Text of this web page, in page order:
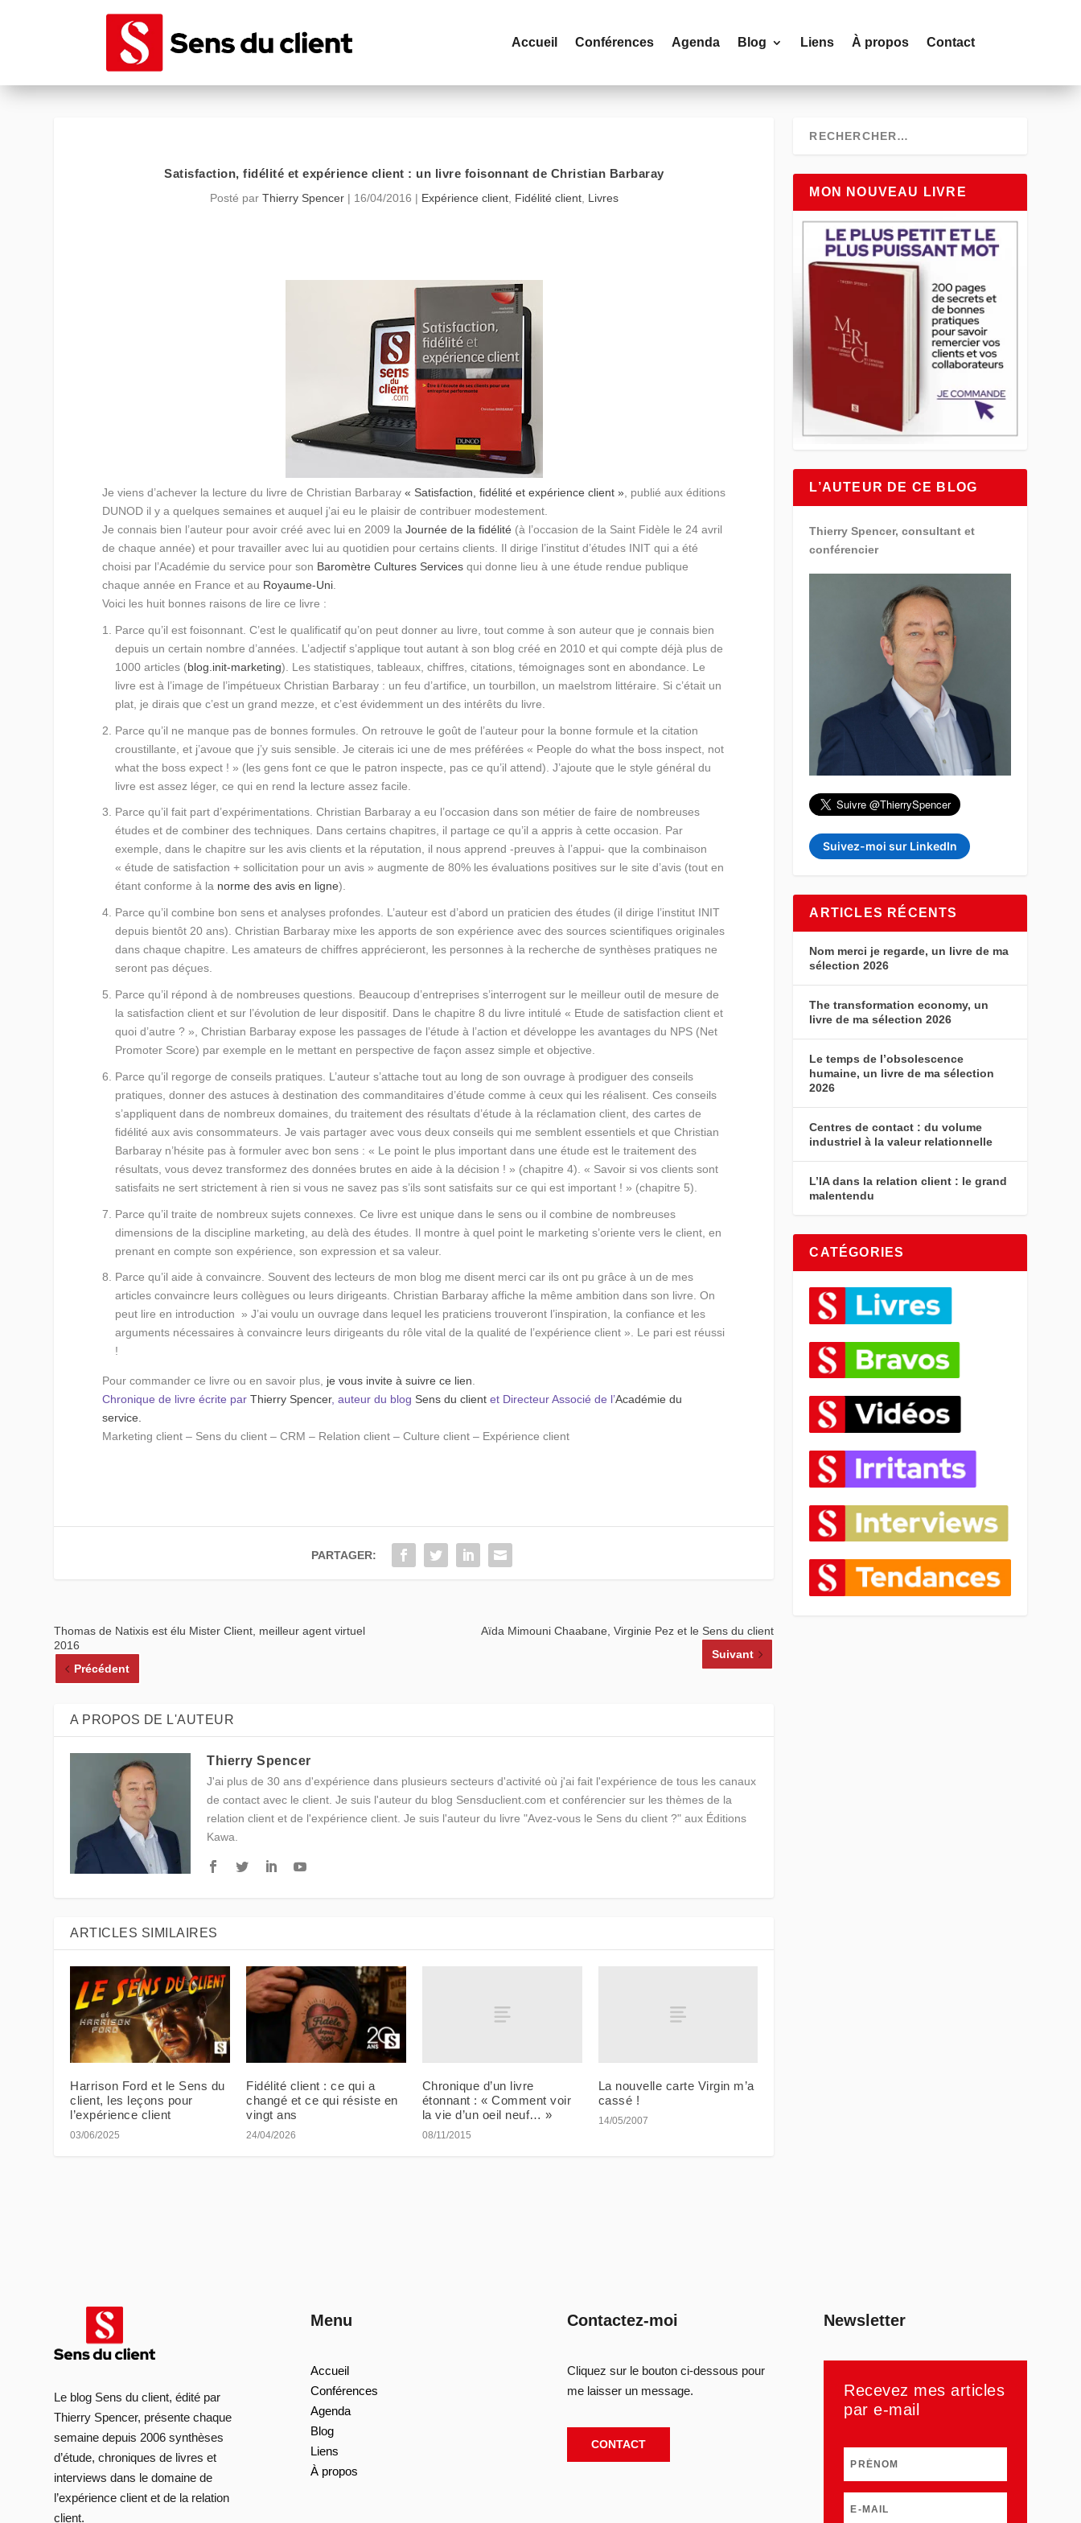
Accueil Conférences Agenda Blog Liens À propos Contact
Satisfaction, fidélité et expérience client : un livre foisonnant de Christian Barbaray
Posté par Thierry Spencer| 16/04/2016 | Expérience client, Fidélité client, Livres
Je viens d’achever la lecture du livre de Christian Barbaray« Satisfaction, fidélité et expérience client » , publié aux éditions
DUNOD il y a quelques semaines et auquel j’ai eu le plaisir de contribuer modestement.
Je connais bien l’auteur pour avoir créé avec lui en 2009 laJournée de la fidélité (à l’occasion de la Saint Fidèle le 24 avril
de chaque année) et pour travailler avec lui au quotidien pour certains clients. Il dirige l’institut d’études INIT qui a été
choisi par l’Académie du service pour son Baromètre Cultures Services qui donne lieu à une étude rendue publique
chaque année en France et au Royaume-Uni
Voici les huit bonnes raisons de lire ce livre :
Parce qu’il est foisonnant. C’est le qualificatif qu’on peut donner au livre, tout comme à son auteur que je connais bien
depuis un certain nombre d’années. L’adjectif s’applique tout autant à son blog créé en 2010 et qui compte déjà plus de
1000 articles (blog.init-marketing). Les statistiques, tableaux, chiffres, citations, témoignages sont en abondance. Le
livre est à l’image de l’impétueux Christian Barbaray : un feu d’artifice, un tourbillon, un maelstrom littéraire. Si c’était un
plat, je dirais que c’est un grand mezze, et c’est évidemment un des intérêts du livre.
Parce qu’il ne manque pas de bonnes formules. On retrouve le goût de l’auteur pour la bonne formule et la citation
croustillante, et j’avoue que j’y suis sensible. Je citerais ici une de mes préférées« People do what the boss inspect, not
what the boss expect ! » (les gens font ce que le patron inspecte, pas ce qu’il attend). J’ajoute que le style général du
livre est assez léger, ce qui en rend la lecture assez facile.
Parce qu’il fait part d’expérimentations.Christian Barbaray a eu l’occasion dans son métier de faire de nombreuses
études et de combiner des techniques. Dans certains chapitres, il partage ce qu’il a appris à cette occasion. Par
exemple, dans le chapitre sur les avis clients et la réputation, il nous apprend -preuves à l’appui- que la combinaison
« étude de satisfaction + sollicitation pour un avis » augmente de 80% les évaluations positives sur le site d’avis (tout en
étant conforme à la norme des avis en ligne).
Parce qu’il combine bon sens et analyses profondes. L’auteur est d’abord un praticien des études (il dirige l’institut INIT
depuis bientôt 20 ans). Christian Barbaray mixe les apports de son expérience avec des sources scientifiques originales
dans chaque chapitre. Les amateurs de chiffres apprécieront, les personnes à la recherche de synthèses pratiques ne
seront pas déçues.
Parce qu’il répond à de nombreuses questions. Beaucoup d’entreprises s’interrogent sur le meilleur outil de mesure de
la satisfaction client et sur l’évolution de leur dispositif. Dans le chapitre 8 du livre intitulé « Etude de satisfaction client et
quoi d’autre ? », Christian Barbaray expose les passages de l’étude à l’action et développe les avantages du NPS (Net
Promoter Score) par exemple en le mettant en perspective de façon assez simple et objective.
Parce qu’il regorge de conseils pratiques. L’auteur s’attache tout au long de son ouvrage à prodiguer des conseils
pratiques, donner des astuces à destination des commanditaires d’étude comme à ceux qui les réalisent. Ces conseils
s’appliquent dans de nombreux domaines, du traitement des résultats d’étude à la réclamation client, des cartes de
fidélité aux avis consommateurs. Je vais partager avec vous deux conseils qui me semblent essentiels et que Christian
Barbaray n’hésite pas à formuler avec bon sens : « Le point le plus important dans une étude est le traitement des
résultats, vous devez transformez des données brutes en aide à la décision ! » (chapitre 4). « Savoir si vos clients sont
satisfaits ne sert strictement à rien si vous ne savez pas s’ils sont satisfaits sur ce qui est important ! » (chapitre 5).
Parce qu’il traite de nombreux sujets connexes. Ce livre est unique dans le sens ou il combine de nombreuses
dimensions de la discipline marketing, au delà des études. Il montre à quel point le marketing s’oriente vers le client, en
prenant en compte son expérience, son expression et sa valeur.
Parce qu’il aide à convaincre. Souvent des lecteurs de mon blog me disent merci car ils ont pu grâce à un de mes
articles convaincre leurs collègues ou leurs dirigeants. Christian Barbaray affiche la même ambition dans son livre. On
peut lire en introduction
» J’ai voulu un ouvrage dans lequel les praticiens trouveront l’inspiration, la confiance et les
arguments nécessaires à convaincre leurs dirigeants du rôle vital de la qualité de l’expérience client ». Le pari est réussi
!
Pour commander ce livre ou en savoir plus, je vous invite à suivre ce lien.
Chronique de livre écrite parThierry Spencer, auteur du blog Sens du client et Directeur Associé de l’Académie du
service.
Marketing client – Sens du client – CRM – Relation client – Culture client – Expérience client
PARTAGER:
Thomas de Natixis est élu Mister Client, meilleur agent virtuel
2016
Précédent
Aïda Mimouni Chaabane, Virginie Pez et le Sens du client
Suivant
A PROPOS DE L'AUTEUR
Thierry Spencer
J'ai plus de 30 ans d'expérience dans plusieurs secteurs d'activité où j'ai fait l'expérience de tous les canaux
de contact avec le client. Je suis l'auteur du blog Sensduclient.com et conférencier sur les thèmes de la
relation client et de l'expérience client. Je suis l'auteur du livre "Avez-vous le Sens du client ?" aux Éditions
Kawa.
ARTICLES SIMILAIRES
Harrison Ford et le Sens du
client, les leçons pour
l’expérience client
03/06/2025
Fidélité client : ce qui a
changé et ce qui résiste en
vingt ans
24/04/2026
Chronique d’un livre
étonnant : « Comment voir
la vie d’un oeil neuf… »
08/11/2015
La nouvelle carte Virgin m’a
cassé !
14/05/2007
MON NOUVEAU LIVRE
L’AUTEUR DE CE BLOG
Thierry Spencer, consultant et
conférencier
Suivez-moi sur LinkedIn
ARTICLES RÉCENTS
Nom merci je regarde, un livre de ma
sélection 2026
The transformation economy, un
livre de ma sélection 2026
Le temps de l’obsolescence
humaine, un livre de ma sélection
2026
Centres de contact : du volume
industriel à la valeur relationnelle
L’IA dans la relation client : le grand
malentendu
CATÉGORIES
Le blog Sens du client, édité par
Thierry Spencer, présente chaque
semaine depuis 2006 synthèses
d’étude, chroniques de livres et
interviews dans le domaine de
l’expérience client et de la relation
client.
Menu
Accueil
Conférences
Agenda
Blog
Liens
À propos
Contactez-moi
Cliquez sur le bouton ci-dessous pour
me laisser un message.
CONTACT
Newsletter
Recevez mes articles
par e-mail